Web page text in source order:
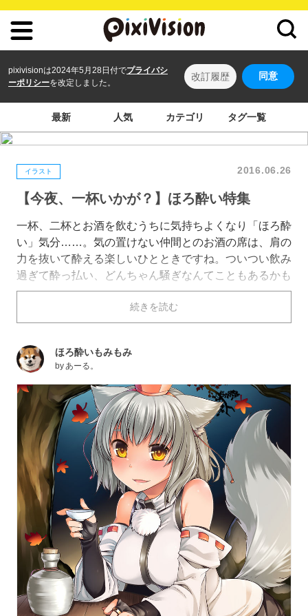
pixivisionは2024年5月28日付でプライバシ
ーポリシーを改定しました。
改訂履歴 同意
最新 人気 カテゴリ タグ一覧
イラスト 2016.06.26
【今夜、一杯いかが？】ほろ酔い特集
一杯、二杯とお酒を飲むうちに気持ちよくなり「ほろ酔
い」気分……。気の置けない仲間とのお酒の席は、肩の
力を抜いて酔える楽しいひとときですね。ついつい飲み
過ぎて酔っ払い、どんちゃん騒ぎなんてこともあるかも
しれません。 本日は、そんなお酒を楽しむ「ほろ酔
い」姿を描いたイラストを特集しました。それではご覧
ください。
続きを読む
ほろ酔いもみもみ
byあーる。